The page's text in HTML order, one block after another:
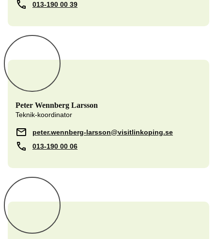
013-190 00 39
Peter Wennberg Larsson
Teknik-koordinator
peter.wennberg-larsson@visitlinkoping.se
013-190 00 06